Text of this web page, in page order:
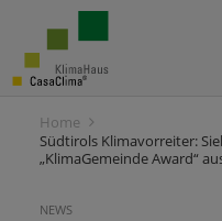
Home
Südtirols Klimavorreiter:
„KlimaGemeinde Award“
NEWS